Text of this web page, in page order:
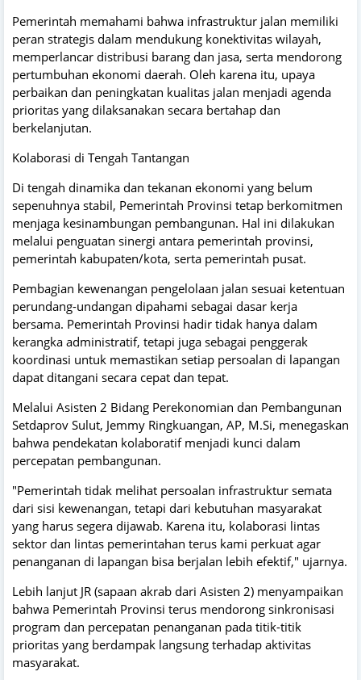
Pemerintah memahami bahwa infrastruktur jalan memiliki
peran strategis dalam mendukung konektivitas wilayah,
memperlancar distribusi barang dan jasa, serta mendorong
pertumbuhan ekonomi daerah. Oleh karena itu, upaya
perbaikan dan peningkatan kualitas jalan menjadi agenda
prioritas yang dilaksanakan secara bertahap dan
berkelanjutan.
Kolaborasi di Tengah Tantangan
Di tengah dinamika dan tekanan ekonomi yang belum
sepenuhnya stabil, Pemerintah Provinsi tetap berkomitmen
menjaga kesinambungan pembangunan. Hal ini dilakukan
melalui penguatan sinergi antara pemerintah provinsi,
pemerintah kabupaten/kota, serta pemerintah pusat.
Pembagian kewenangan pengelolaan jalan sesuai ketentuan
perundang-undangan dipahami sebagai dasar kerja
bersama. Pemerintah Provinsi hadir tidak hanya dalam
kerangka administratif, tetapi juga sebagai penggerak
koordinasi untuk memastikan setiap persoalan di lapangan
dapat ditangani secara cepat dan tepat.
Melalui Asisten 2 Bidang Perekonomian dan Pembangunan
Setdaprov Sulut, Jemmy Ringkuangan, AP, M.Si, menegaskan
bahwa pendekatan kolaboratif menjadi kunci dalam
percepatan pembangunan.
"Pemerintah tidak melihat persoalan infrastruktur semata
dari sisi kewenangan, tetapi dari kebutuhan masyarakat
yang harus segera dijawab. Karena itu, kolaborasi lintas
sektor dan lintas pemerintahan terus kami perkuat agar
penanganan di lapangan bisa berjalan lebih efektif," ujarnya.
Lebih lanjut JR (sapaan akrab dari Asisten 2) menyampaikan
bahwa Pemerintah Provinsi terus mendorong sinkronisasi
program dan percepatan penanganan pada titik-titik
prioritas yang berdampak langsung terhadap aktivitas
masyarakat.